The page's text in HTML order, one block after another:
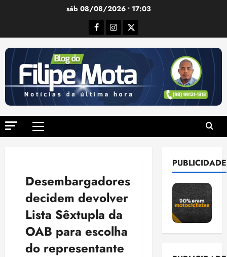
sáb 08/08/2026 • 17:03
Facebook
Instagram
Twitter
Menu
Desembargadores
decidem devolver
Lista Sêxtupla da
OAB para escolha
do representante
PUBLICIDADE